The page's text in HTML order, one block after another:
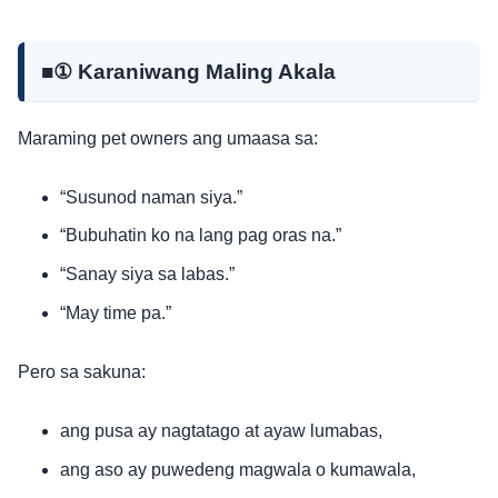
■① Karaniwang Maling Akala
Maraming pet owners ang umaasa sa:
“Susunod naman siya.”
“Bubuhatin ko na lang pag oras na.”
“Sanay siya sa labas.”
“May time pa.”
Pero sa sakuna:
ang pusa ay nagtatago at ayaw lumabas,
ang aso ay puwedeng magwala o kumawala,